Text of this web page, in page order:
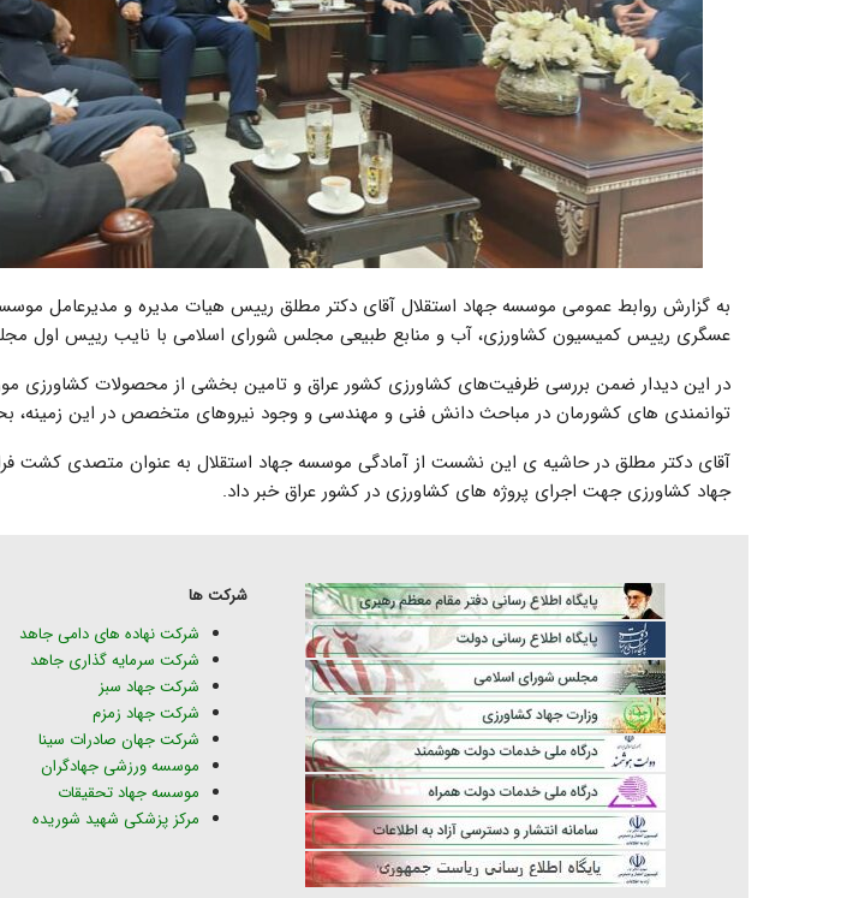
به گزارش روابط عمومی موسسه جهاد استقلال آقای دکتر مطلق رییس هیات مدیره و مدیرعامل
عسگری رییس کمیسیون کشاورزی، آب و منابع طبیعی مجلس شورای اسلامی با نایب رییس اول
در این دیدار ضمن بررسی ظرفیت‌های کشاورزی کشور عراق و تامین بخشی از محصولات کشاورزی
توانمندی ‎های کشورمان در مباحث دانش فنی و مهندسی و وجود نیروهای متخصص در این زمینه، بحث و گفتگو شد.
آقای دکتر مطلق در حاشیه ی این نشست از آمادگی موسسه جهاد استقلال به عنوان متصدی کشت
جهاد کشاورزی جهت اجرای پروژه های کشاورزی در کشور عراق خبر داد.
شرکت ها
شرکت نهاده های دامی جاهد
شرکت سرمایه گذاری جاهد
شرکت جهاد سبز
شرکت جهاد زمزم
شرکت جهان صادرات سینا
موسسه ورزشی جهادگران
موسسه جهاد تحقیقات
مرکز پزشکی شهید شوریده